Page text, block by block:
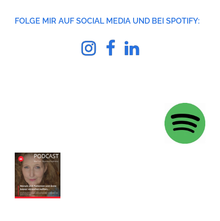
FOLGE MIR AUF SOCIAL MEDIA UND BEI SPOTIFY:
Instagram
facebookLinkedin